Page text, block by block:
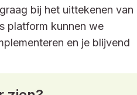
bij het uittekenen van
platform kunnen we
en je blijvend